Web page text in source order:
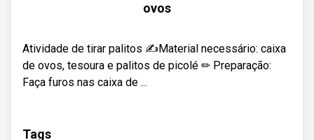
ovos
Atividade de tirar palitos ✍Material necessário: caixa
de ovos, tesoura e palitos de picolé ✏ Preparação:
Faça furos nas caixa de ...
Tags